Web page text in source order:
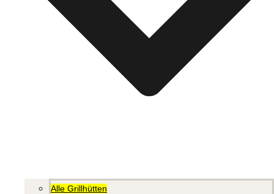
Alle Grillhütten